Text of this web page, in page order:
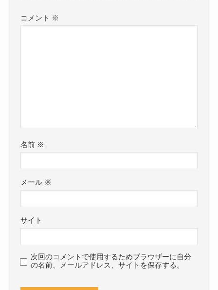
コメント ※
名前 ※
メール ※
サイト
次回のコメントで使用するためブラウザーに自分
の名前、メールアドレス、サイトを保存する。